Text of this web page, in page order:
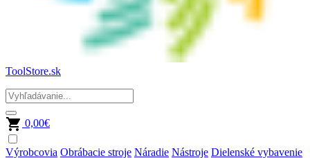
ToolStore.sk
0,00€
Výrobcovia Obrábacie stroje Náradie Nástroje Dielenské vybavenie